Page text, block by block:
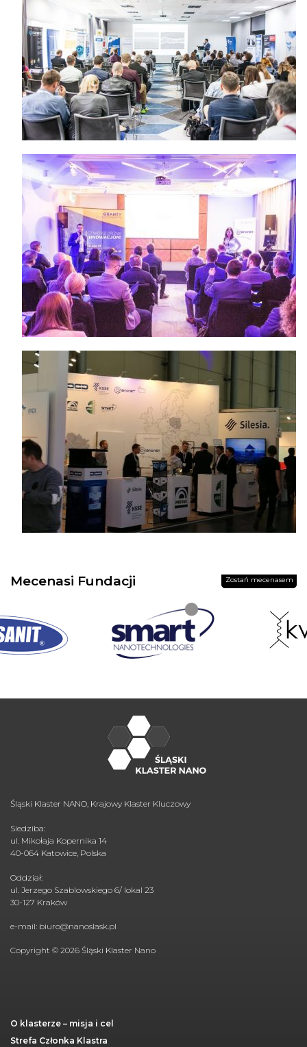
Mecenasi Fundacji Zostań mecenasem
Śląski Klaster NANO, Krajowy Klaster Kluczowy
Siedziba:
ul. Mikołaja Kopernika 14
40-064 Katowice, Polska
Oddział:
ul. Jerzego Szablowskiego 6/ lokal 23
30-127 Kraków
e-mail: biuro@nanoslask.pl
Copyright © 2026 Śląski Klaster Nano
O klasterze – misja i cel
Strefa Członka Klastra